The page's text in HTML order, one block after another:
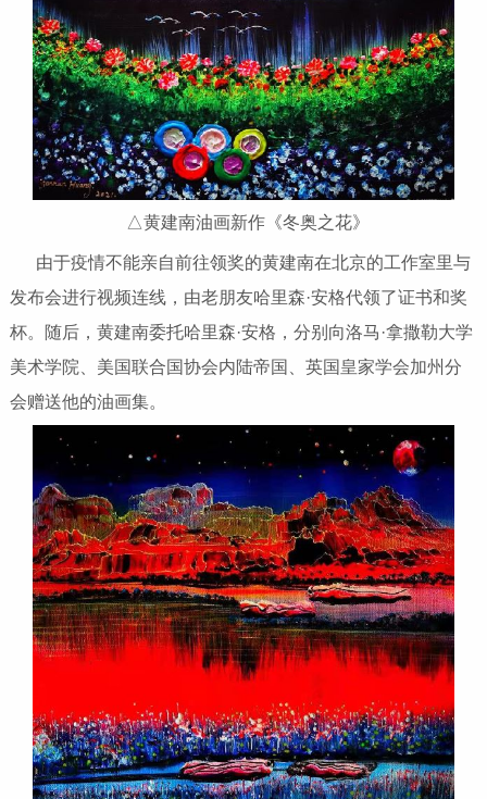
△黄建南油画新作《冬奥之花》
由于疫情不能亲自前往领奖的黄建南在北京的工作室里与
发布会进行视频连线，由老朋友哈里森·安格代领了证书和奖
杯。随后，黄建南委托哈里森·安格，分别向洛马·拿撒勒大学
美术学院、美国联合国协会内陆帝国、英国皇家学会加州分
会赠送他的油画集。